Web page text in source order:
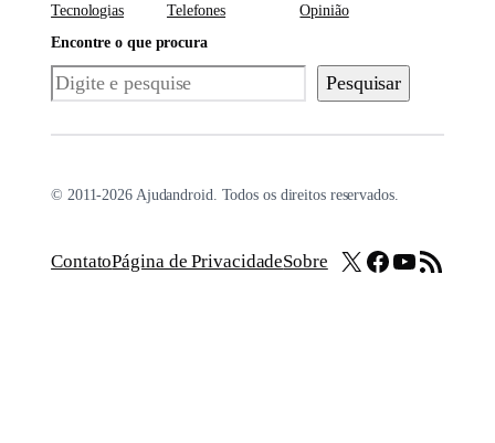
Tecnologias
Telefones
Opinião
Encontre o que procura
Pesquisar Pesquisar
© 2011-2026 Ajudandroid. Todos os direitos reservados.
ContatoPágina de PrivacidadeSobre X Facebook
Youtube
Feed RSS